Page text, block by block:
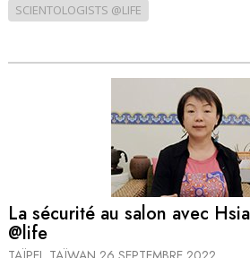
SCIENTOLOGISTS @LIFE
La sécurité au salon avec
@life